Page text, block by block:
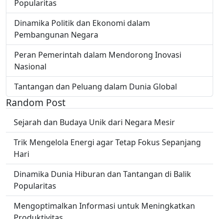
Popularitas
Dinamika Politik dan Ekonomi dalam
Pembangunan Negara
Peran Pemerintah dalam Mendorong Inovasi
Nasional
Tantangan dan Peluang dalam Dunia Global
Random Post
Sejarah dan Budaya Unik dari Negara Mesir
Trik Mengelola Energi agar Tetap Fokus Sepanjang
Hari
Dinamika Dunia Hiburan dan Tantangan di Balik
Popularitas
Mengoptimalkan Informasi untuk Meningkatkan